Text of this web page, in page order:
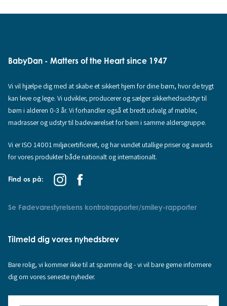
BabyDan - Matters of the Heart since 1947
Vi vil hjælpe dig med at skabe et sikkert hjem for dine børn, hvor de trygt
kan leve og lege. Vi udvikler, producerer og sælger sikkerhedsudstyr til
børn i alderen 0-3 år. Vi forhandler også et bredt udvalg af møbler,
madrasser og udstyr til badeværelset for børn i samme aldersgruppe.
Vi er ISO 14001 miljøcertificeret, og har vundet utallige priser og awards
for vores produkter både nationalt og internationalt.
Find os på:
Se Fødevarestyrelsens kontrolrapporter/smiley-rapporter
Tilmeld dig vores nyhedsbrev
Bare rolig, vi kommer ikke til at spamme dig - vi vil bare gerne informere
dig om vores seneste nyheder.